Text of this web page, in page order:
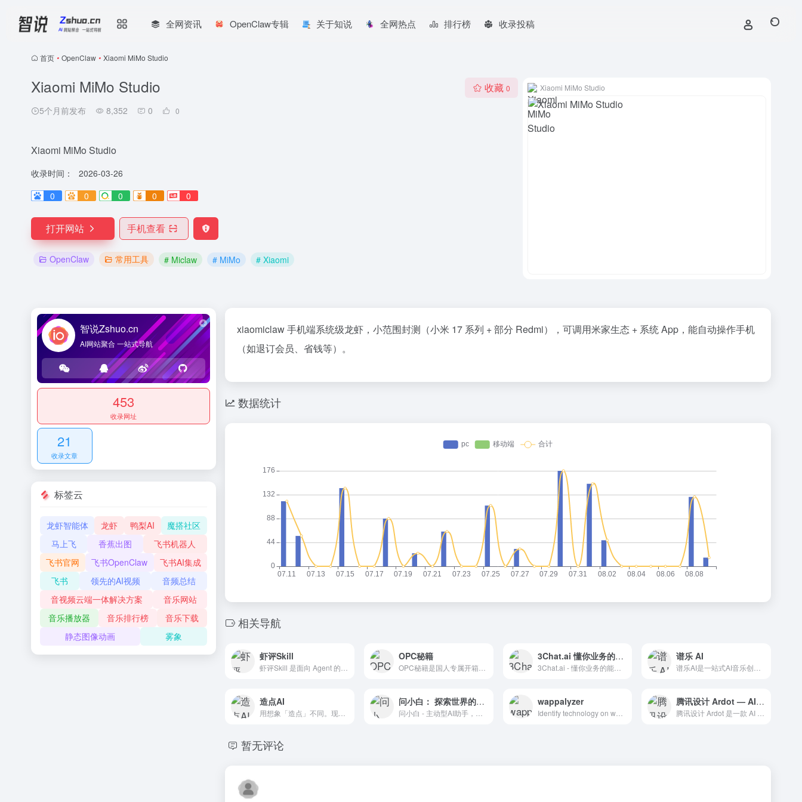
全网资讯 OpenClaw专辑 关于知说 全网热点 排行榜 收录投稿
首页 • OpenClaw • Xiaomi MiMo Studio
Xiaomi MiMo Studio
5个月前发布 8,352 0 0
收藏 0
Xiaomi MiMo Studio
收录时间：
2026-03-26
0
0 0 0 0
打开网站 手机查看
OpenClaw 常用工具 # Miclaw # MiMo # Xiaomi
Xiaomi MiMo Studio
xiaomiclaw 手机端系统级龙虾，小范围封测（小米 17 系列 + 部分 Redmi），可调用米家生态 + 系统 App，能自动操作手机
（如退订会员、省钱等）。
数据统计
相关导航
虾评Skill OPC秘籍 3Chat.ai 懂你业务的能动性 AI 客服智能体
3Chat.ai - 懂你业务的能动性 AI 客服智能体，为中国卖家提供专业的 AI 客服解决方案
谱乐 AI
造点AI 问小白： 探索世界的AI搭子 wappalyzer
Identify technology on websites
腾讯设计 Ardot — AI 驱动的智能设计工具
暂无评论
智说Zshuo.cn
AI网站聚合 一站式导航
453
收录网址
21
收录文章
标签云
龙虾智能体 龙虾 鸭梨AI
魔搭社区
马上飞
香蕉出图
飞书机器人
飞书官网
飞书OpenClaw
飞书AI集成
飞书
领先的AI视频
音频总结
音视频云端一体解决方案
音乐网站
音乐播放器
音乐排行榜
音乐下载
静态图像动画
雾象